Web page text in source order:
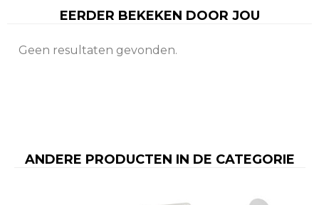
EERDER BEKEKEN DOOR JOU
Geen resultaten gevonden.
ANDERE PRODUCTEN IN DE CATEGORIE